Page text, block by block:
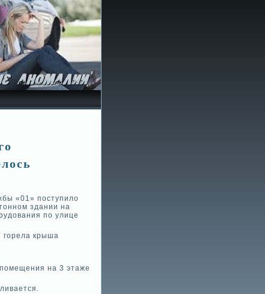
«01» поступило
здании на
по улице
горела крыша
на 3 этаже